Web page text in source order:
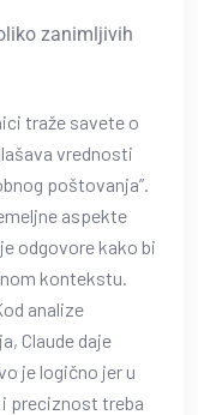
zanimljivih
traže savete o
vrednosti
poštovanja”.
aspekte
odgovore kako bi
kontekstu.
analize
Claude daje
je logično jer u
preciznost treba